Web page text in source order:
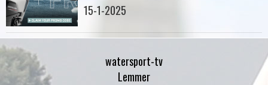
15-1-2025
watersport-tv
Lemmer